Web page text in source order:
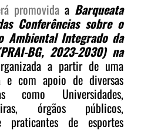
promovida a Barqueata
Conferências sobre o
Ambiental Integrado da
BG, 2023-2030) na
a partir de uma
com apoio de diversas
como Universidades,
órgãos públicos,
praticantes de esportes